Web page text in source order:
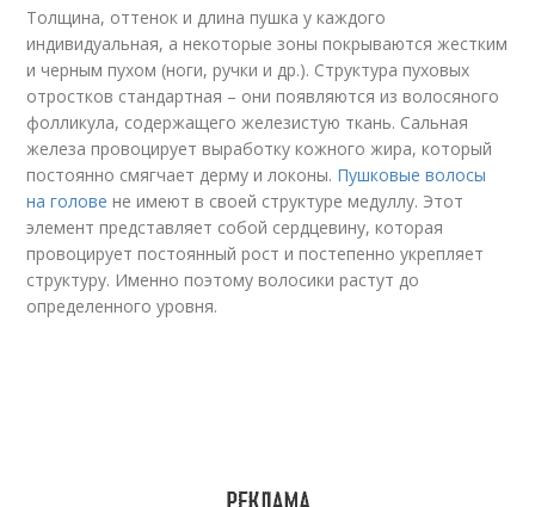
Толщина, оттенок и длина пушка у каждого
индивидуальная, а некоторые зоны покрываются жестким
и черным пухом (ноги, ручки и др.). Структура пуховых
отростков стандартная – они появляются из волосяного
фолликула, содержащего железистую ткань. Сальная
железа провоцирует выработку кожного жира, который
постоянно смягчает дерму и локоны. Пушковые волосы
на голове не имеют в своей структуре медуллу. Этот
элемент представляет собой сердцевину, которая
провоцирует постоянный рост и постепенно укрепляет
структуру. Именно поэтому волосики растут до
определенного уровня.